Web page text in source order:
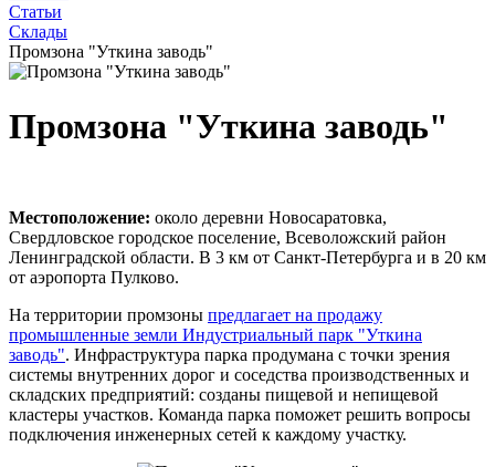
Статьи
Склады
Промзона "Уткина заводь"
Промзона "Уткина заводь"
Местоположение: около деревни Новосаратовка,
Свердловское городское поселение, Всеволожский район
Ленинградской области. В 3 км от Санкт-Петербурга и в 20 км
от аэропорта Пулково.
На территории промзоны предлагает на продажу
промышленные земли Индустриальный парк "Уткина
заводь". Инфраструктура парка продумана с точки зрения
системы внутренних дорог и соседства производственных и
складских предприятий: созданы пищевой и непищевой
кластеры участков. Команда парка поможет решить вопросы
подключения инженерных сетей к каждому участку.